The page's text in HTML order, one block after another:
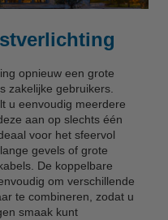
opnieuw een grote
zakelijke gebruikers.
u eenvoudig meerdere
aan op slechts één
voor het sfeervol
gevels of grote
De koppelbare
om verschillende
te combineren, zodat u
smaak kunt